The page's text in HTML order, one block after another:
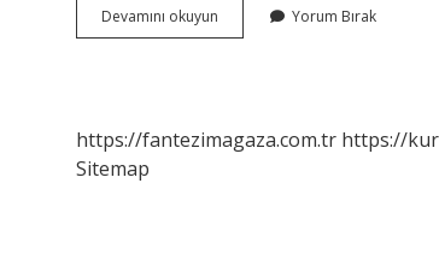
Devamını okuyun
Ismi
Yorum Bırak
https://fantezimagaza.com.tr https://
Sitemap